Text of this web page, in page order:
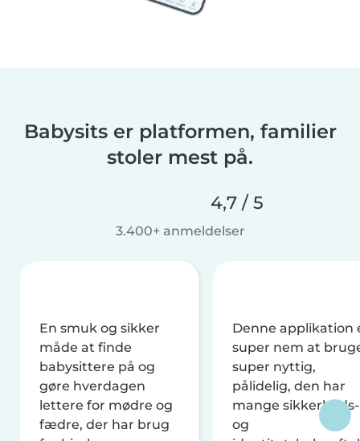
Babysits er platformen, familier
stoler mest på.
4,7 / 5
3.400+ anmeldelser
En smuk og sikker
måde at finde
babysittere på og
gøre hverdagen
lettere for mødre og
fædre, der har brug
Denne applikation
super nem at
super nyttig,
pålidelig, den har
mange sikkerheds-
og